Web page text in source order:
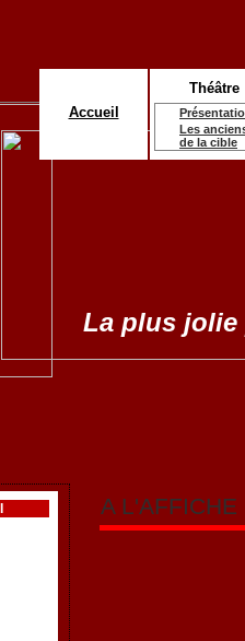
La plus jolie
Accueil
Théâtre
Les
de la cible
A